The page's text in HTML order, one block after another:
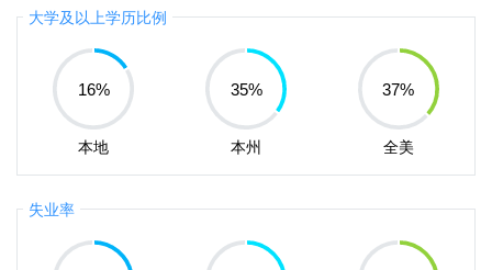
大学及以上学历比例
16%
本地
35%
本州
37%
全美
失业率